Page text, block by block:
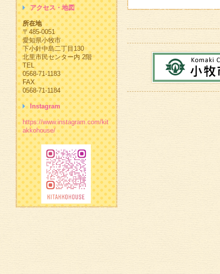
アクセス・地図
所在地
〒485-0051
愛知県小牧市
下小針中島二丁目130
北里市民センター内 2階
TEL
0568-71-1183
FAX
0568-71-1184
Instagram
https://www.instagram.com/kit
akkohouse/